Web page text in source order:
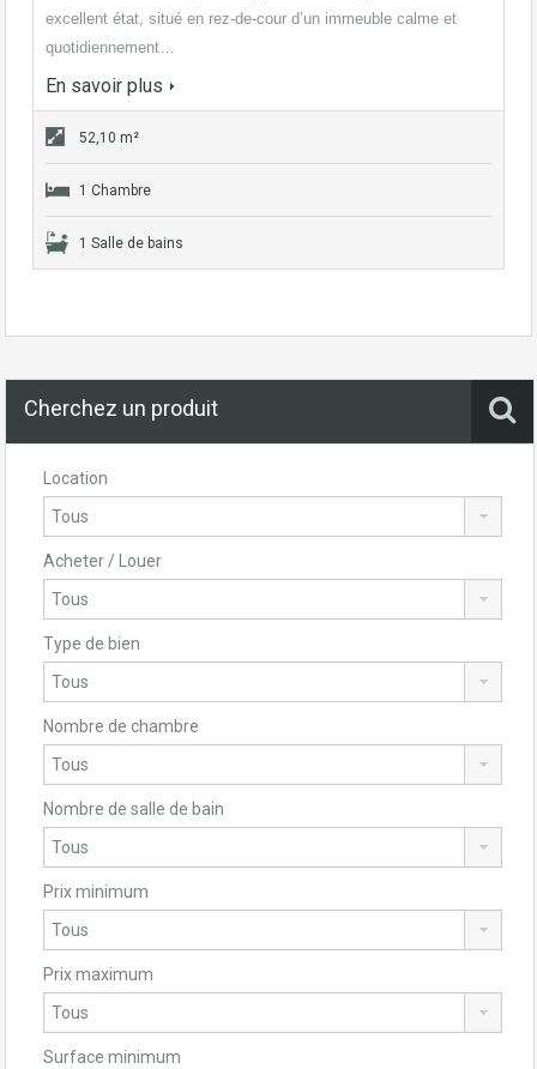
excellent état, situé en rez-de-cour d’un immeuble calme et
quotidiennement…
En savoir plus
52,10 m²
1 Chambre
1 Salle de bains
Cherchez un produit
Location
Acheter / Louer
Type de bien
Nombre de chambre
Nombre de salle de bain
Prix minimum
Prix maximum
Surface minimum